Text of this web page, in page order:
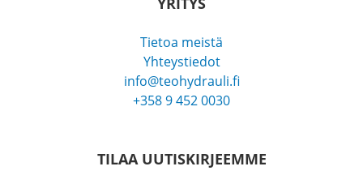
Tietoa meistä
Yhteystiedot
info@teohydrauli.fi
+358 9 452 0030
TILAA UUTISKIRJEEMME